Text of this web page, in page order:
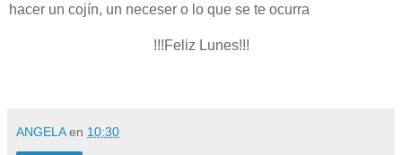
hacer un cojín, un neceser o lo que se te ocurra
!!!Feliz Lunes!!!
ANGELA en 10:30